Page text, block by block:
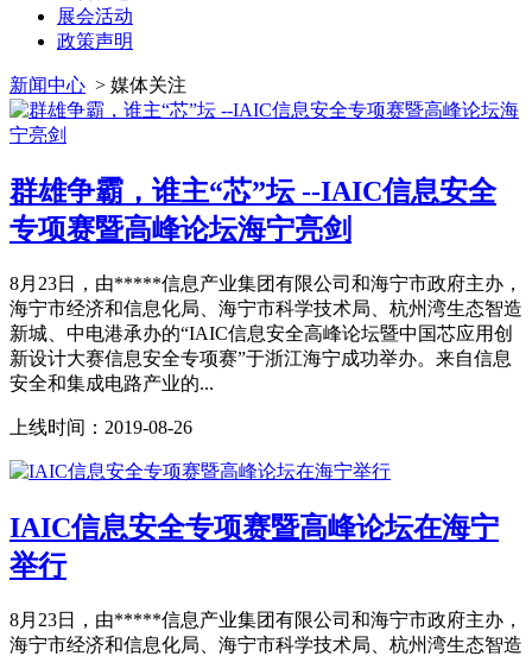
展会活动
政策声明
新闻中心 > 媒体关注
群雄争霸，谁主“芯”坛 --IAIC信息安全
专项赛暨高峰论坛海宁亮剑
8月23日，由*****信息产业集团有限公司和海宁市政府主办，
海宁市经济和信息化局、海宁市科学技术局、杭州湾生态智造
新城、中电港承办的“IAIC信息安全高峰论坛暨中国芯应用创
新设计大赛信息安全专项赛”于浙江海宁成功举办。来自信息
安全和集成电路产业的...
上线时间： 2019-08-26
IAIC信息安全专项赛暨高峰论坛在海宁
举行
8月23日，由*****信息产业集团有限公司和海宁市政府主办，
海宁市经济和信息化局、海宁市科学技术局、杭州湾生态智造